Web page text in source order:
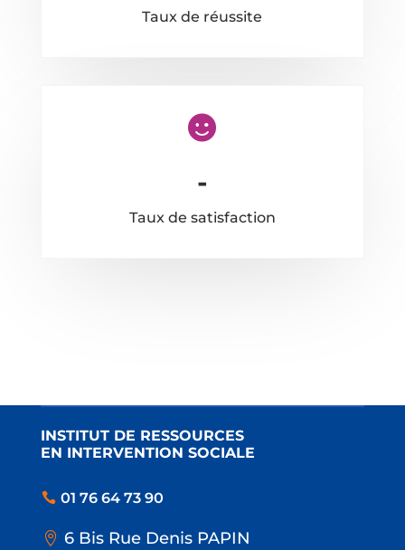
Taux de réussite

-
Taux de satisfaction
INSTITUT DE RESSOURCES
EN INTERVENTION SOCIALE
01 76 64 73 90
6 Bis Rue Denis PAPIN